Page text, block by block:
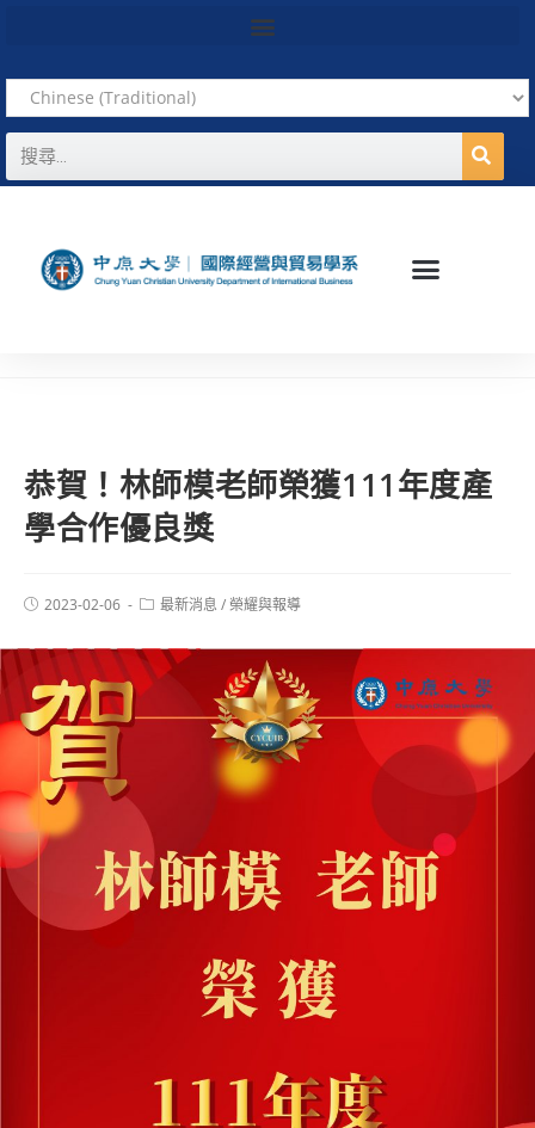
恭賀！林師模老師榮獲111年度產
學合作優良獎
2023-02-06 最新消息 /榮耀與報導